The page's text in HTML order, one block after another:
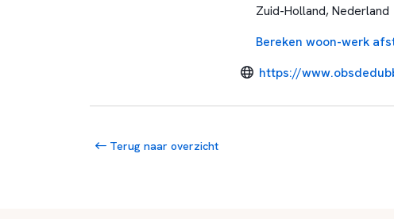
Zuid-Holland, Nederland
Bereken woon-werk
Terug naar overzicht